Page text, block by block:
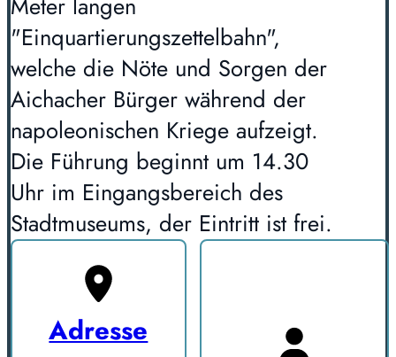
Meter langen
"Einquartierungszettelbahn",
welche die Nöte und Sorgen der
Aichacher Bürger während der
napoleonischen Kriege aufzeigt.
Die Führung beginnt um 14.30
Uhr im Eingangsbereich des
Stadtmuseums, der Eintritt ist frei.
Adresse